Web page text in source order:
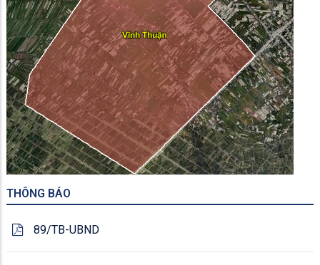
THÔNG BÁO
89/TB-UBND